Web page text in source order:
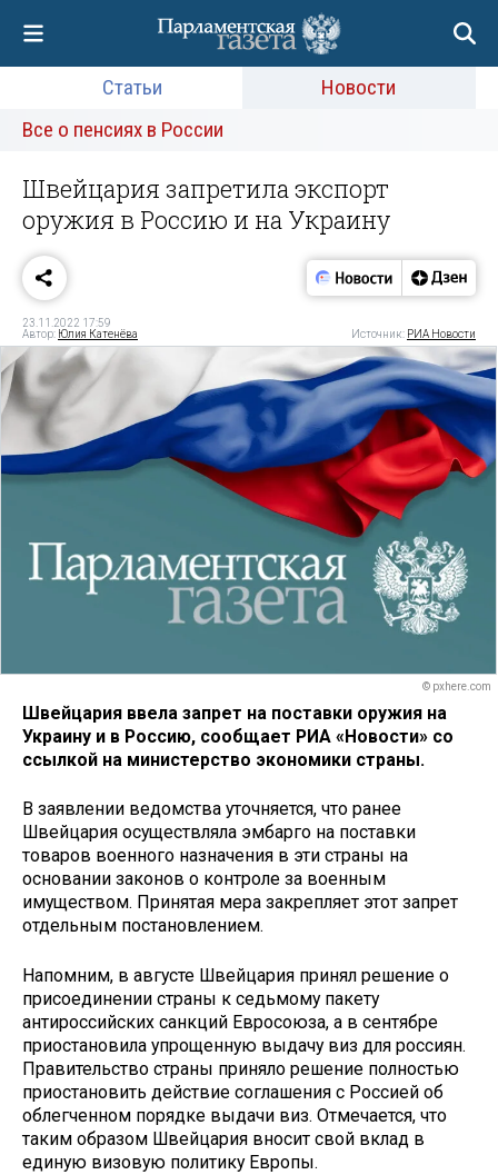
Статьи
Новости
Все о пенсиях в России
Швейцария запретила экспорт
оружия в Россию и на Украину
23.11.2022 17:59
Автор: Юлия Катенёва Источник: РИА Новости
© pxhere.com
Швейцария ввела запрет на поставки оружия на
Украину и в Россию, сообщает РИА «Новости» со
ссылкой на министерство экономики страны.
В заявлении ведомства уточняется, что ранее
Швейцария осуществляла эмбарго на поставки
товаров военного назначения в эти страны на
основании законов о контроле за военным
имуществом. Принятая мера закрепляет этот запрет
отдельным постановлением.
Напомним, в августе Швейцария принял решение о
присоединении страны к седьмому пакету
антироссийских санкций Евросоюза, а в сентябре
приостановила упрощенную выдачу виз для россиян.
Правительство страны приняло решение полностью
приостановить действие соглашения с Россией об
облегченном порядке выдачи виз. Отмечается, что
таким образом Швейцария вносит свой вклад в
единую визовую политику Европы.